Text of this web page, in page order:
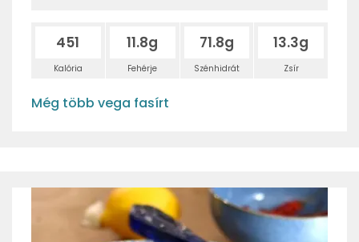
451
Kalória
11.8g
Fehérje
71.8g
Szénhidrát
13.3g
Zsír
Még több vega fasírt